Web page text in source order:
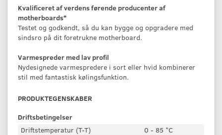
Kvalificeret af verdens førende producenter af
motherboards*
Testet og godkendt, så du kan bygge og opgradere med
sindsro på dit foretrukne motherboard.
Varmespreder med lav profil
Nydesignede varmespredere i sort eller hvid kombinerer
stil med fantastisk kølingsfunktion.
PRODUKTEGENSKABER
Driftsbetingelser
Driftstemperatur (T-T)
0 - 85 °C